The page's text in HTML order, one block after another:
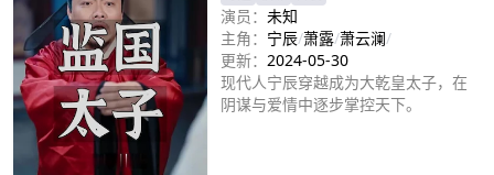
演员： 未知
主角： 宁辰/萧露/萧云澜/
更新： 2024-05-30
现代人宁辰穿越成为大乾皇太子，在
阴谋与爱情中逐步掌控天下。